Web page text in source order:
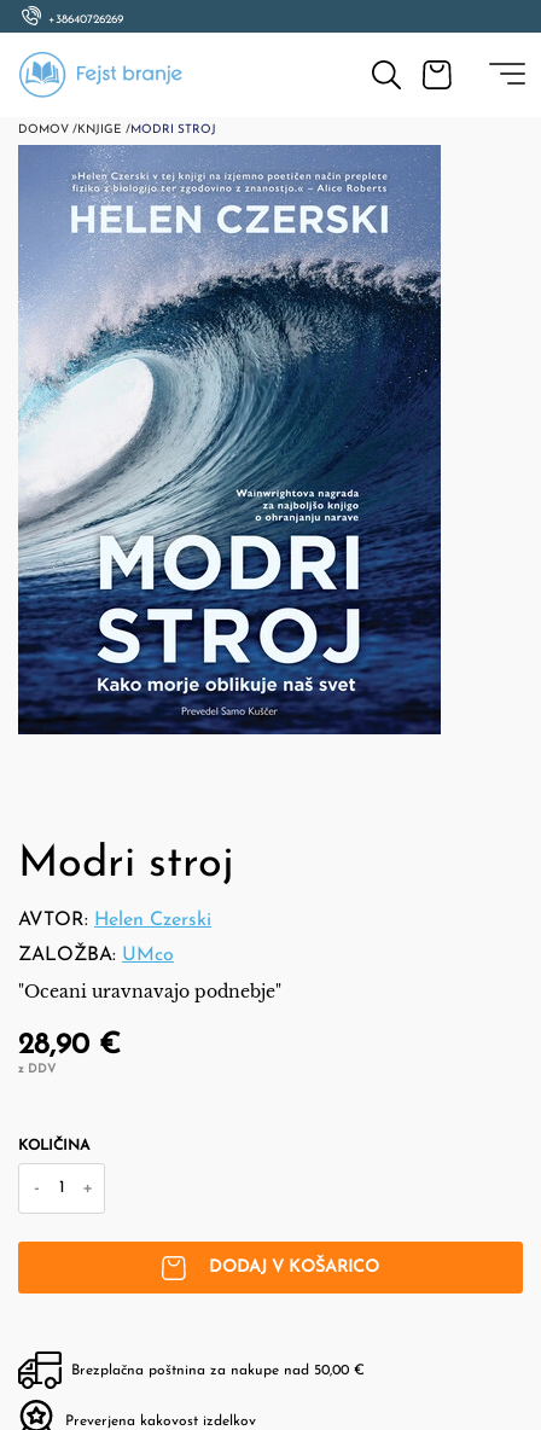
+38640726269
DOMOV /KNJIGE /MODRI STROJ
Modri stroj
AVTOR: Helen Czerski
ZALOŽBA: UMco
"Oceani uravnavajo podnebje"
28,90 €
z DDV
KOLIČINA
- +
DODAJ V KOŠARICO
Brezplačna poštnina za nakupe nad 50,00 €
Preverjena kakovost izdelkov